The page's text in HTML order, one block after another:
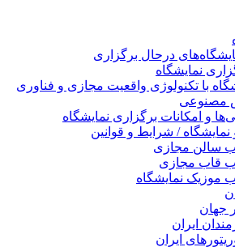
درحال برگزاری
نمایشگاه
با تکنولوژی واقعیت مجازی و فناوری
مصنوعی
و امکانات برگزاری نمایشگاه
نمایشگاه / شرایط و قوانین
سالن مجازی
قاب مجازی
موزیک نمایشگاه
جهان
ایران
ایران